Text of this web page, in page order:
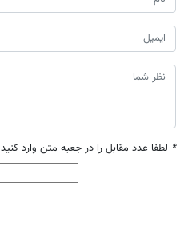
* لطفا عدد مقابل را در جعبه متن وارد کنید